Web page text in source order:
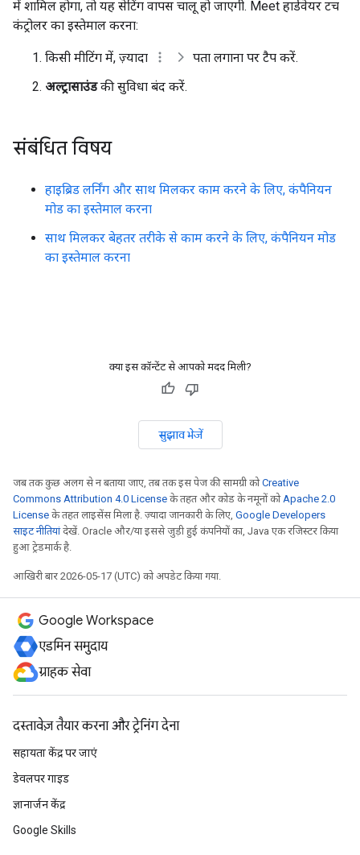
में शामिल होगा, तो यह सेटिंग वापस चालू हो जाएगी. Meet हार्डवेयर टच
कंट्रोलर का इस्तेमाल करना:
किसी मीटिंग में, ज़्यादा
पता लगाना पर टैप करें.
अल्ट्रासाउंडकी सुविधा बंद करें.
संबंधित विषय
हाइब्रिड लर्निंग और साथ मिलकर काम करने के लिए, कंपैनियन
मोड का इस्तेमाल करना
साथ मिलकर बेहतर तरीके से काम करने के लिए, कंपैनियन मोड
का इस्तेमाल करना
क्या इस कॉन्टेंट से आपको मदद मिली?
सुझाव भेजें
जब तक कुछ अलग से न बताया जाए, तब तक इस पेज की सामग्री कोCreative
Commons Attribution 4.0 License के तहत और कोड के नमूनों कोApache 2.0
License के तहत लाइसेंस मिला है. ज़्यादा जानकारी के लिए, Google Developers
साइट नीतियांदेखें. Oracle और/या इससे जुड़ी हुई कंपनियों का, Java एक रजिस्टर किया
हुआ ट्रेडमार्क है.
आखिरी बार 2026-05-17 (UTC) को अपडेट किया गया.
Google Workspace
एडमिन समुदाय
ग्राहक सेवा
दस्तावेज़ तैयार करना और ट्रेनिंग देना
सहायता केंद्र पर जाएं
डेवलपर गाइड
ज्ञानार्जन केंद्र
Google Skills